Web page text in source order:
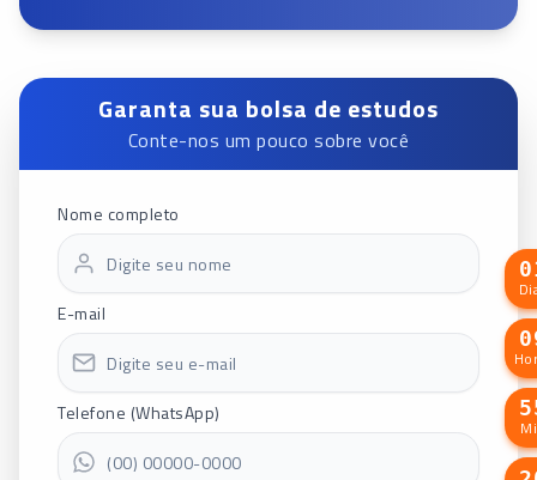
Garanta sua bolsa de estudos
Conte-nos um pouco sobre você
Nome completo
E-mail
Telefone (WhatsApp)